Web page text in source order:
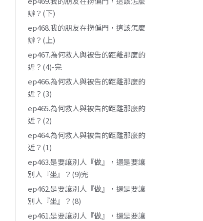
辦？(下)
ep468.我的朋友在撈偏門，這該怎麼
辦？(上)
ep467.為何救人與被告的距離那麼的
近？(4)-完
ep466.為何救人與被告的距離那麼的
近？(3)
ep465.為何救人與被告的距離那麼的
近？(2)
ep464.為何救人與被告的距離那麼的
近？(1)
ep463.是要讓別人『做』，還是要讓
別人『坐』？(9)完
ep462.是要讓別人『做』，還是要讓
別人『坐』？(8)
ep461.是要讓別人『做』，還是要讓